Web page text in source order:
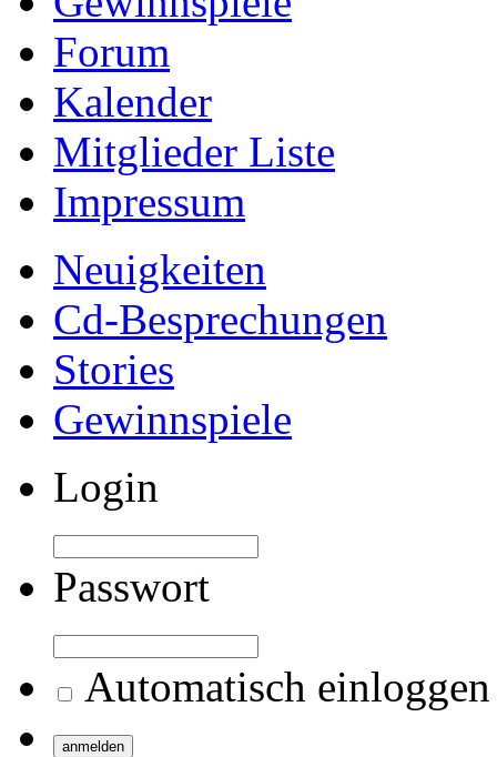
Forum
Kalender
Mitglieder Liste
Impressum
Neuigkeiten
Cd-Besprechungen
Stories
Gewinnspiele
Login
Passwort
Automatisch einloggen